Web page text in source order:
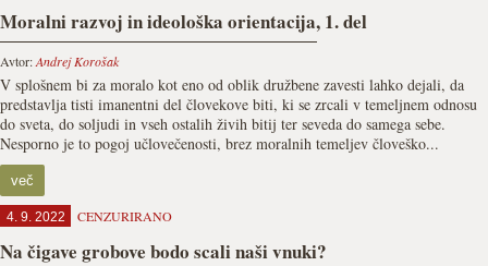
Moralni razvoj in ideološka orientacija, 1. del
Avtor:Andrej Korošak
V splošnem bi za moralo kot eno od oblik družbene zavesti lahko dejali, da
predstavlja tisti imanentni del človekove biti, ki se zrcali v temeljnem odnosu
do sveta, do soljudi in vseh ostalih živih bitij ter seveda do samega sebe.
Nesporno je to pogoj učlovečenosti, brez moralnih temeljev človeško...
več
4. 9. 2022 CENZURIRANO
Na čigave grobove bodo scali naši vnuki?